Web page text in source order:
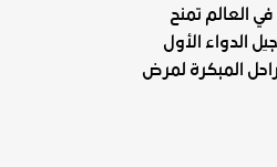
العالم تمنح
الدواء الأول
المبكرة لمرض